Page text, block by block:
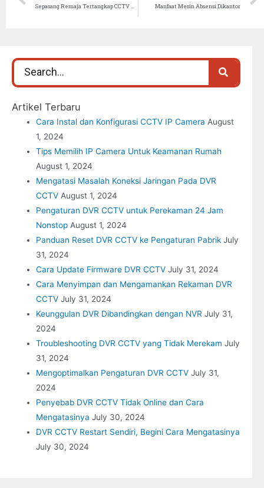
Sepasang Remaja Tertangkap CCTV Menjebol Kotak Amal Masjid Manfaat Mesin Absensi Dikantor
Artikel Terbaru
Cara Instal dan Konfigurasi CCTV IP Camera August
1, 2024
Tips Memilih IP Camera Untuk Keamanan Rumah
August 1, 2024
Mengatasi Masalah Koneksi Jaringan Pada DVR
CCTV August 1, 2024
Pengaturan DVR CCTV untuk Perekaman 24 Jam
Nonstop August 1, 2024
Panduan Reset DVR CCTV ke Pengaturan Pabrik July
31, 2024
Cara Update Firmware DVR CCTV July 31, 2024
Cara Menyimpan dan Mengamankan Rekaman DVR
CCTV July 31, 2024
Keunggulan DVR Dibandingkan dengan NVR July 31,
2024
Troubleshooting DVR CCTV yang Tidak Merekam July
31, 2024
Mengoptimalkan Pengaturan DVR CCTV July 31,
2024
Penyebab DVR CCTV Tidak Online dan Cara
Mengatasinya July 30, 2024
DVR CCTV Restart Sendiri, Begini Cara Mengatasinya
July 30, 2024